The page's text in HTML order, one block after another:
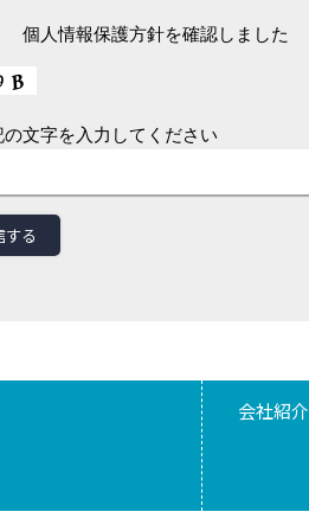
個人情報保護方針を確認しました
文字を入力してください
会社紹介